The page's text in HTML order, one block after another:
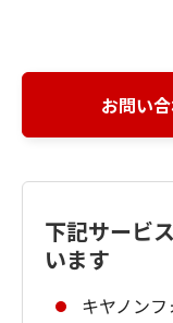
お問い
下記サービ
います
キヤノン